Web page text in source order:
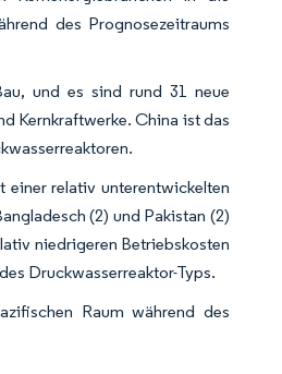
des Prognosezeitraums
und es sind rund 31 neue
Kernkraftwerke. China ist das
einer relativ unterentwickelten
(2) und Pakistan (2)
niedrigeren Betriebskosten
Druckwasserreaktor-Typs.
Raum während des